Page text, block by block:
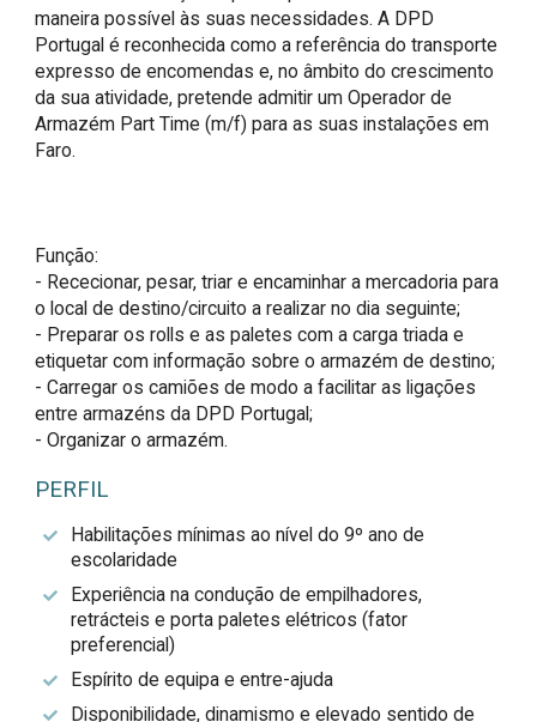
maneira possível às suas necessidades. A DPD
Portugal é reconhecida como a referência do transporte
expresso de encomendas e, no âmbito do crescimento
da sua atividade, pretende admitir um Operador de
Armazém Part Time (m/f) para as suas instalações em
Faro.
Função:
- Rececionar, pesar, triar e encaminhar a mercadoria para
o local de destino/circuito a realizar no dia seguinte;
- Preparar os rolls e as paletes com a carga triada e
etiquetar com informação sobre o armazém de destino;
- Carregar os camiões de modo a facilitar as ligações
entre armazéns da DPD Portugal;
- Organizar o armazém.
PERFIL
Habilitações mínimas ao nível do 9º ano de
escolaridade
Experiência na condução de empilhadores,
retrácteis e porta paletes elétricos (fator
preferencial)
Espírito de equipa e entre-ajuda
Disponibilidade, dinamismo e elevado sentido de